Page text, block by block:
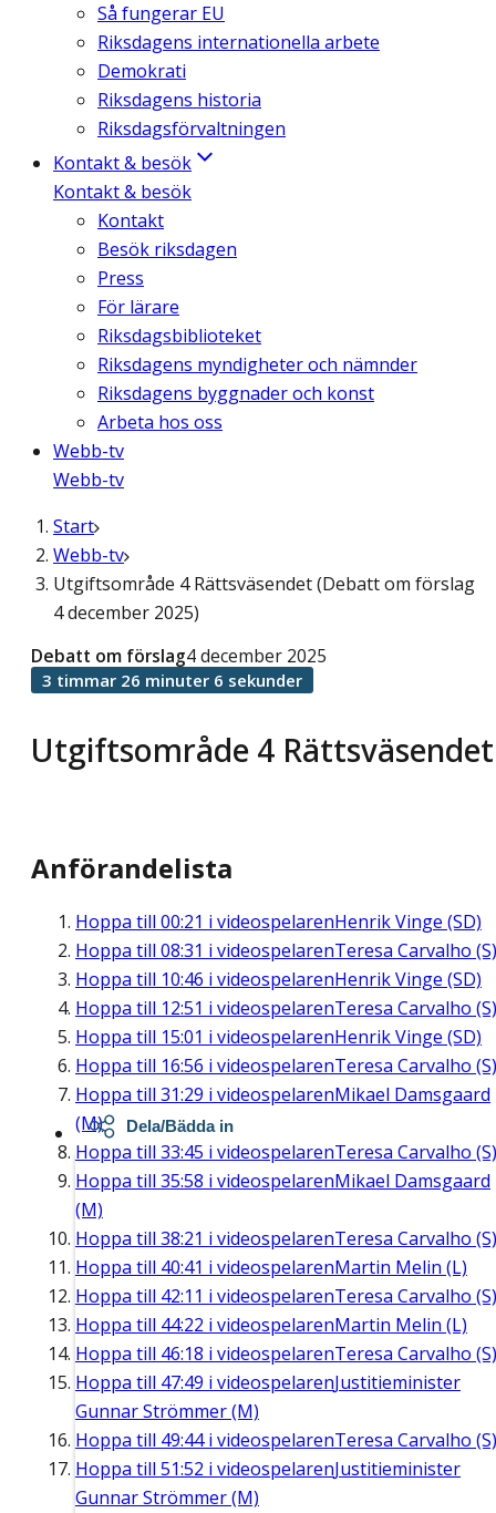
Så fungerar EU
Riksdagens internationella arbete
Demokrati
Riksdagens historia
Riksdagsförvaltningen
Kontakt & besök
Kontakt & besök
Kontakt
Besök riksdagen
Press
För lärare
Riksdagsbiblioteket
Riksdagens myndigheter och nämnder
Riksdagens byggnader och konst
Arbeta hos oss
Webb-tv
Webb-tv
Start
Webb-tv
Utgiftsområde 4 Rättsväsendet (Debatt om förslag
4 december 2025)
Utgiftsområde 4 Rättsväsendet
Debatt om förslag4 december 2025
3 timmar 26 minuter 6 sekunder
Anförandelista
Hoppa till 00:21 i videospelarenHenrik Vinge (SD)
Hoppa till 08:31 i videospelarenTeresa Carvalho (S)
Hoppa till 10:46 i videospelarenHenrik Vinge (SD)
Hoppa till 12:51 i videospelarenTeresa Carvalho (S)
Hoppa till 15:01 i videospelarenHenrik Vinge (SD)
Hoppa till 16:56 i videospelarenTeresa Carvalho (S)
Hoppa till 31:29 i videospelarenMikael Damsgaard
(M)
Hoppa till 33:45 i videospelarenTeresa Carvalho (S)
Hoppa till 35:58 i videospelarenMikael Damsgaard
(M)
Hoppa till 38:21 i videospelarenTeresa Carvalho (S)
Hoppa till 40:41 i videospelarenMartin Melin (L)
Hoppa till 42:11 i videospelarenTeresa Carvalho (S)
Hoppa till 44:22 i videospelarenMartin Melin (L)
Hoppa till 46:18 i videospelarenTeresa Carvalho (S)
Hoppa till 47:49 i videospelarenJustitieminister
Gunnar Strömmer (M)
Hoppa till 49:44i videospelarenTeresa Carvalho (S)
Hoppa till 51:52 i videospelarenJustitieminister
Gunnar Strömmer (M)
Dela/Bädda in